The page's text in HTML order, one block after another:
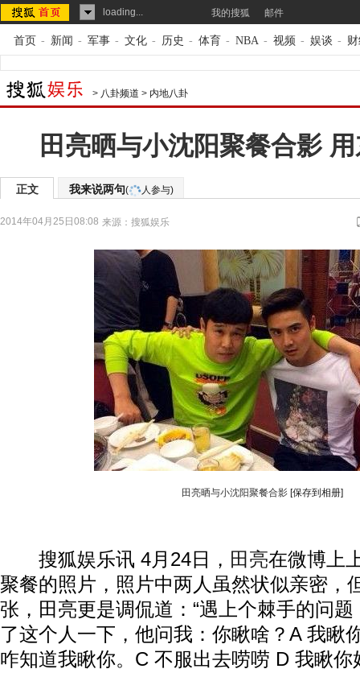
loading... 我的搜狐 邮件
首页 - 新闻 - 军事 - 文化 - 历史 - 体育 - NBA - 视频 - 娱谈 -
> 八卦频道 > 内地八卦
田亮晒与小沈阳聚餐合影
正文 我来说两句( 人参与)
2014年04月25日08:08 来源： 搜狐娱乐
田亮晒与小沈阳聚餐合影 [保存到相册]
搜狐娱乐讯 4月24日， 田亮在微博上
聚餐的照片，照片中两人虽然状似亲密，
张，田亮更是调侃道：“遇上个棘手的问
了这个人一下，他问我：你瞅啥？A 我瞅
咋知道我瞅你。C 不服出去唠唠 D 我瞅